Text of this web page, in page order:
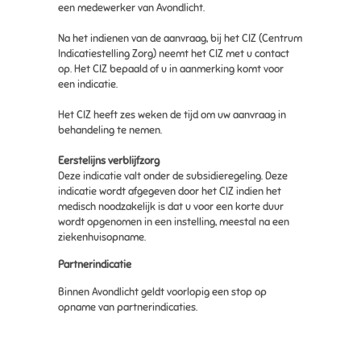
een medewerker van Avondlicht.
Na het indienen van de aanvraag, bij het CIZ (Centrum
Indicatiestelling Zorg) neemt het CIZ met u contact
op. Het CIZ bepaald of u in aanmerking komt voor
een indicatie.
Het CIZ heeft zes weken de tijd om uw aanvraag in
behandeling te nemen.
Eerstelijns verblijfzorg
Deze indicatie valt onder de subsidieregeling. Deze
indicatie wordt afgegeven door het CIZ indien het
medisch noodzakelijk is dat u voor een korte duur
wordt opgenomen in een instelling, meestal na een
ziekenhuisopname.
Partnerindicatie
Binnen Avondlicht geldt voorlopig een stop op
opname van partnerindicaties.